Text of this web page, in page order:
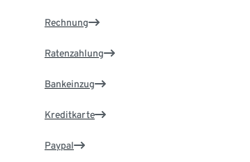
Rechnung
Ratenzahlung
Bankeinzug
Kreditkarte
Paypal